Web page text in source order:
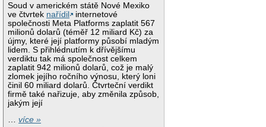
Soud v americkém státě Nové Mexiko
ve čtvrtek nařídil
internetové
společnosti Meta Platforms zaplatit 567
milionů dolarů (téměř 12 miliard Kč) za
újmy, které její platformy působí mladým
lidem. S přihlédnutím k dřívějšímu
verdiktu tak má společnost celkem
zaplatit 942 milionů dolarů, což je malý
zlomek jejího ročního výnosu, který loni
činil 60 miliard dolarů. Čtvrteční verdikt
firmě také nařizuje, aby změnila způsob,
jakým její
…více »